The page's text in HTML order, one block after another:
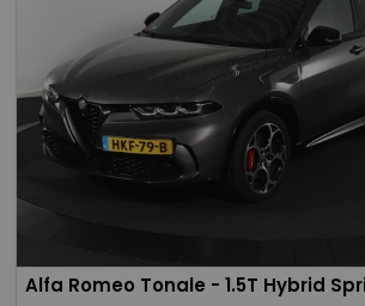
Alfa Romeo Tonale - 1.5T Hybrid